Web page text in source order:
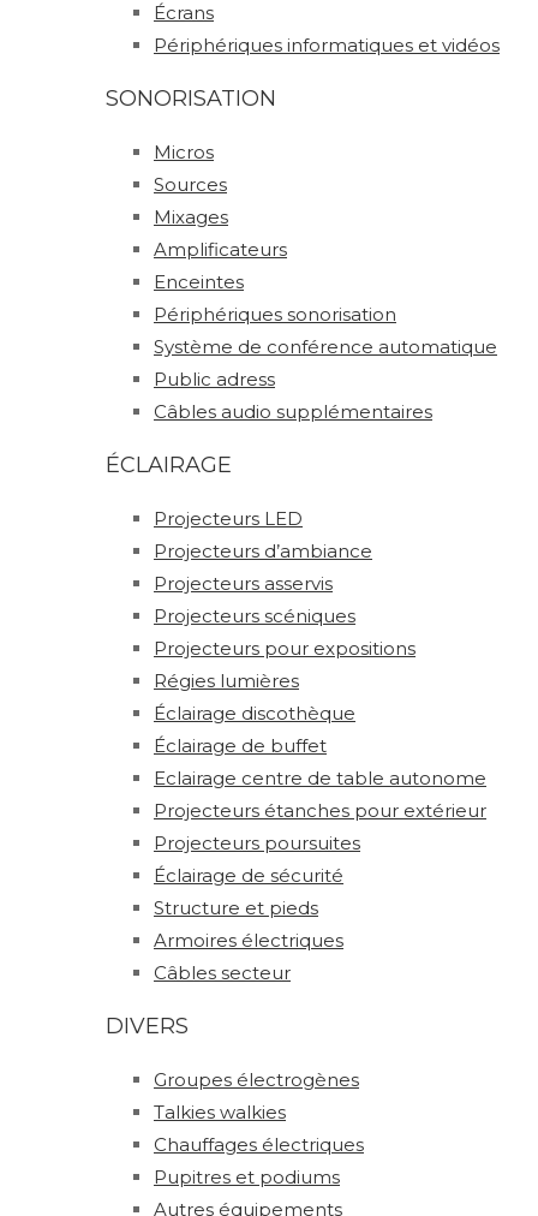
Écrans
Périphériques informatiques et vidéos
SONORISATION
Micros
Sources
Mixages
Amplificateurs
Enceintes
Périphériques sonorisation
Système de conférence automatique
Public adress
Câbles audio supplémentaires
ÉCLAIRAGE
Projecteurs LED
Projecteurs d’ambiance
Projecteurs asservis
Projecteurs scéniques
Projecteurs pour expositions
Régies lumières
Éclairage discothèque
Éclairage de buffet
Eclairage centre de table autonome
Projecteurs étanches pour extérieur
Projecteurs poursuites
Éclairage de sécurité
Structure et pieds
Armoires électriques
Câbles secteur
DIVERS
Groupes électrogènes
Talkies walkies
Chauffages électriques
Pupitres et podiums
Autres équipements